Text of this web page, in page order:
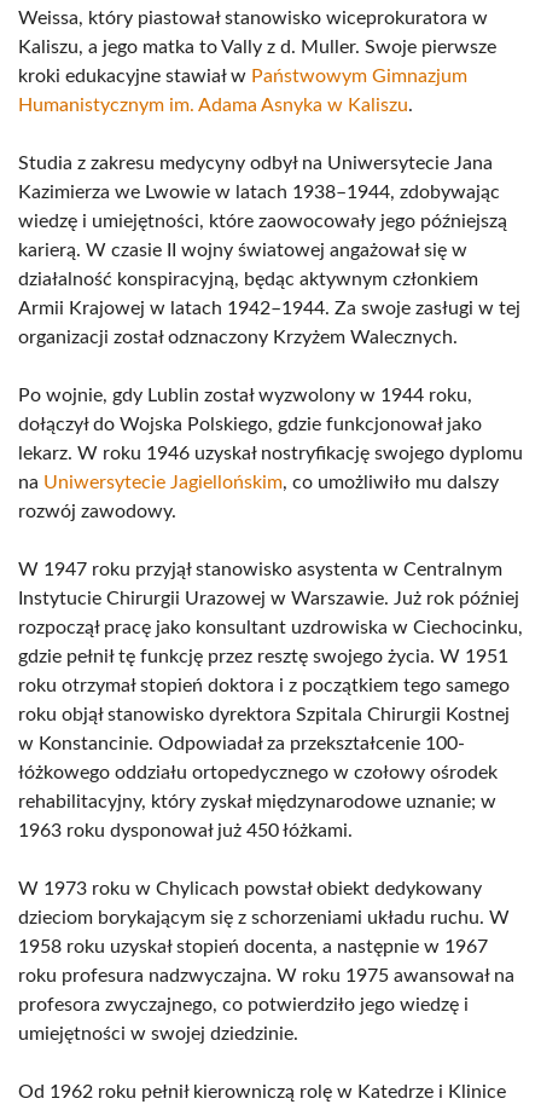
Weissa, który piastował stanowisko wiceprokuratora w
Kaliszu, a jego matka to Vally z d. Muller. Swoje pierwsze
kroki edukacyjne stawiał w Państwowym Gimnazjum
Humanistycznym im. Adama Asnyka w Kaliszu.
Studia z zakresu medycyny odbył na Uniwersytecie Jana
Kazimierza we Lwowie w latach 1938–1944, zdobywając
wiedzę i umiejętności, które zaowocowały jego późniejszą
karierą. W czasie II wojny światowej angażował się w
działalność konspiracyjną, będąc aktywnym członkiem
Armii Krajowej w latach 1942–1944. Za swoje zasługi w tej
organizacji został odznaczony Krzyżem Walecznych.
Po wojnie, gdy Lublin został wyzwolony w 1944 roku,
dołączył do Wojska Polskiego, gdzie funkcjonował jako
lekarz. W roku 1946 uzyskał nostryfikację swojego dyplomu
na Uniwersytecie Jagiellońskim, co umożliwiło mu dalszy
rozwój zawodowy.
W 1947 roku przyjął stanowisko asystenta w Centralnym
Instytucie Chirurgii Urazowej w Warszawie. Już rok później
rozpoczął pracę jako konsultant uzdrowiska w Ciechocinku,
gdzie pełnił tę funkcję przez resztę swojego życia. W 1951
roku otrzymał stopień doktora i z początkiem tego samego
roku objął stanowisko dyrektora Szpitala Chirurgii Kostnej
w Konstancinie. Odpowiadał za przekształcenie 100-
łóżkowego oddziału ortopedycznego w czołowy ośrodek
rehabilitacyjny, który zyskał międzynarodowe uznanie; w
1963 roku dysponował już 450 łóżkami.
W 1973 roku w Chylicach powstał obiekt dedykowany
dzieciom borykającym się z schorzeniami układu ruchu. W
1958 roku uzyskał stopień docenta, a następnie w 1967
roku profesura nadzwyczajna. W roku 1975 awansował na
profesora zwyczajnego, co potwierdziło jego wiedzę i
umiejętności w swojej dziedzinie.
Od 1962 roku pełnił kierowniczą rolę w Katedrze i Klinice